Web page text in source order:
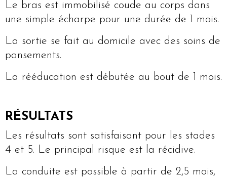
Le bras est immobilisé coude au corps dans
une simple écharpe pour une durée de 1 mois.
La sortie se fait au domicile avec des soins de
pansements.
La rééducation est débutée au bout de 1 mois.
RÉSULTATS
Les résultats sont satisfaisant pour les stades
4 et 5. Le principal risque est la récidive.
La conduite est possible à partir de 2,5 mois,